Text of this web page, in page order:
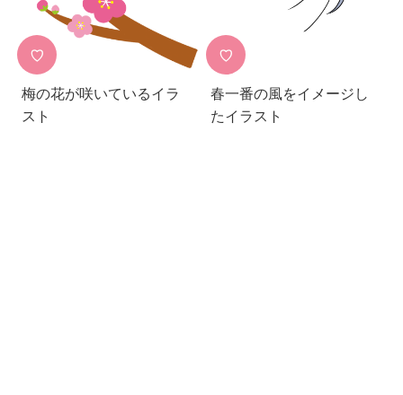
♡
梅の花が咲いているイラ
スト
♡
春一番の風をイメージし
たイラスト